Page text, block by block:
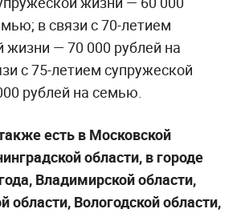
в связи с 70-летием
жизни — 70 000 рублей на
с 75-летием супружеской
рублей на семью.
есть в Московской
области, в городе
Владимирской области,
области, Вологодской области,